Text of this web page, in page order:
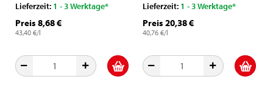
Lieferzeit: 1 - 3 Werktage*
Preis 8,68 €
43,40 €/l
Lieferzeit: 1 - 3 Werktage*
Preis 20,38 €
40,76 €/l